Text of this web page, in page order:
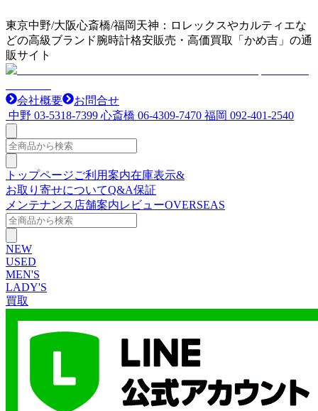
東京中野/大阪心斎橋/福岡天神：ロレックスやカルティエな
どの高級ブランド腕時計格安販売・高価買取「かめ吉」の通
販サイト
会社概要
お問合せ
中野 03-5318-7399 心斎橋 06-4309-7470 福岡 092-401-2540
トップページご利用案内在庫表示&
お取り寄せについてQ&A保証
メンテナンス 店舗案内レビューOVERSEAS
NEW
USED
MEN'S
LADY'S
買取